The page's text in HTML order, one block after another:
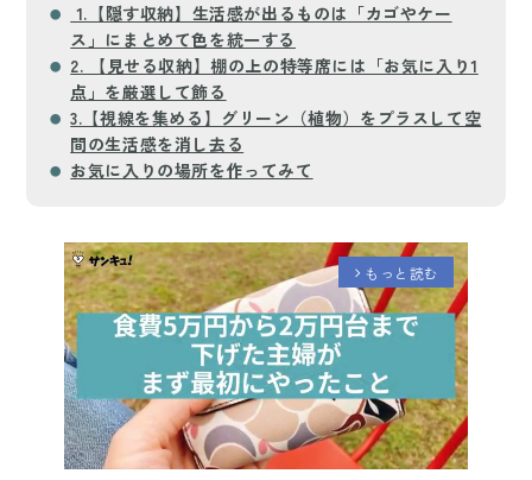
1.【隠す収納】生活感が出るものは「カゴやケー
ス」にまとめて色を統一する
2. 【見せる収納】棚の上の特等席には「お気に入り1
点」を厳選して飾る
3.【視線を集める】グリーン（植物）をプラスして空
間の生活感を消し去る
お気に入りの場所を作ってみて
arrow_forward_ios もっと読む